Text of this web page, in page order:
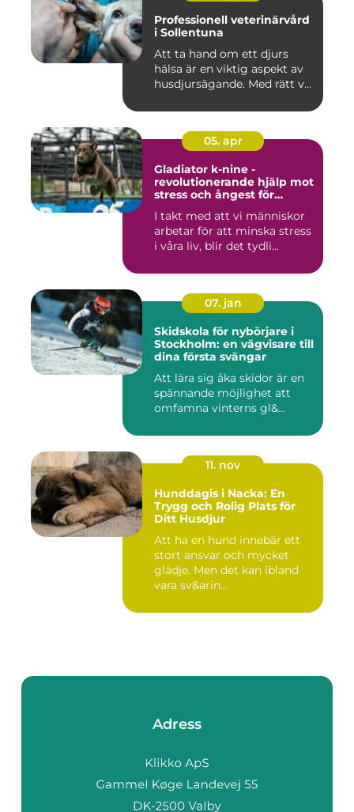
Professionell veterinärvård
i Sollentuna
Att ta hand om ett djurs
hälsa är en viktig aspekt av
husdjursägande. Med rätt v...
05. apr
Gladiator k-nine -
revolutionerande hjälp mot
stress och ångest för
I takt med att vi människor
arbetar för att minska stress
i våra liv, blir det tydli...
07. jan
Skidskola för nybörjare i
Stockholm: en vägvisare till
dina första svängar
Att lära sig åka skidor är en
spännande möjlighet att
omfamna vinterns gl&...
11. nov
Hunddagis i Nacka: En
Trygg och Rolig Plats för
Ditt Husdjur
Att ha en hund innebär ett
stort ansvar och mycket
glädje. Men det kan ibland
vara sv&arin...
Adress